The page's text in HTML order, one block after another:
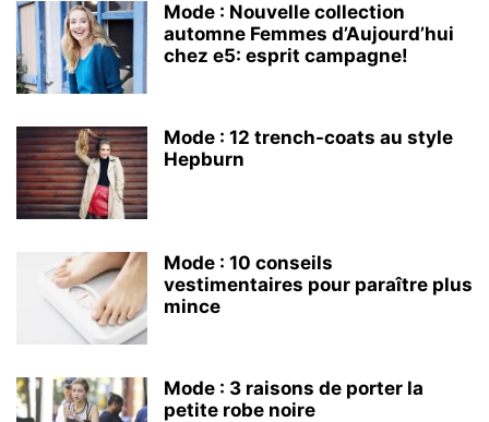
Mode : Nouvelle collection
automne Femmes d’Aujourd’hui
chez e5: esprit campagne!
Mode : 12 trench-coats au style
Hepburn
Mode : 10 conseils
vestimentaires pour paraître plus
mince
Mode : 3 raisons de porter la
petite robe noire